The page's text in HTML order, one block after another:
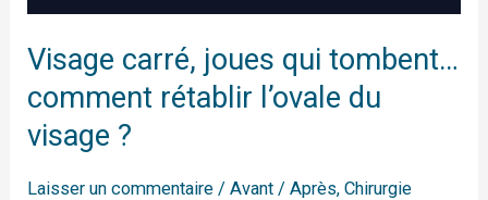
Visage carré, joues qui tombent…
comment rétablir l’ovale du
visage ?
Laisser un commentaire /Avant / Après,Chirurgie